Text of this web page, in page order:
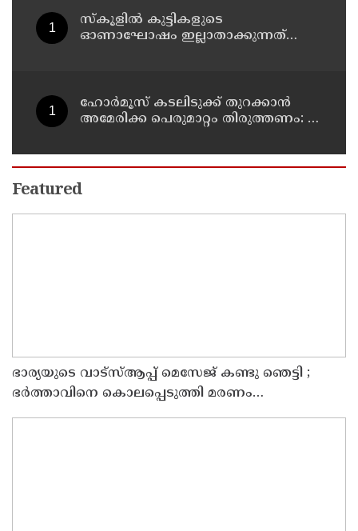
സ്‌കൂളില്‍ കുട്ടികളുടെ
ഓണാഘോഷം ഇല്ലാതാക്കുന്നത്
ഹോര്‍മൂസ് കടലിടുക്ക് തുറക്കാന്‍
അമേരിക്ക പെരുമാറ്റം തിരുത്തണം: 6
സുരക്ഷാ കൗണ്‍സില്‍
Featured
ഭാര്യയുടെ വാട്സ്ആപ്പ് മെസേജ് കണ്ടു ഞെട്ടി ;
ഭര്‍ത്താവിനെ കൊലപ്പെടുത്തി മരണം